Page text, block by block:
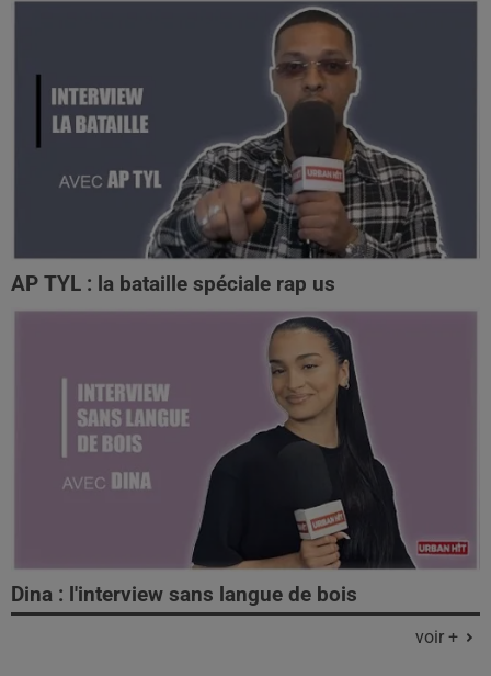
AP TYL : la bataille spéciale rap us
Dina : l'interview sans langue de bois
voir +